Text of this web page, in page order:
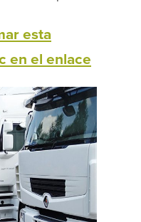
esta
en el enlace